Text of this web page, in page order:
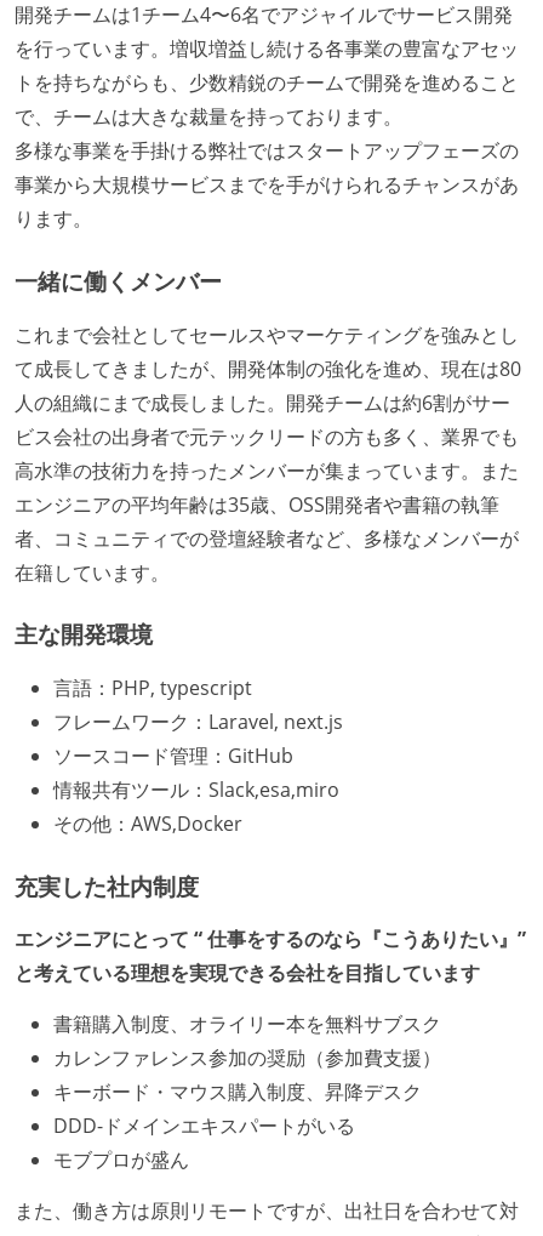
開発チームは1チーム4〜6名でアジャイルでサービス開発
を行っています。増収増益し続ける各事業の豊富なアセッ
トを持ちながらも、少数精鋭のチームで開発を進めること
で、チームは大きな裁量を持っております。
多様な事業を手掛ける弊社ではスタートアップフェーズの
事業から大規模サービスまでを手がけられるチャンスがあ
ります。
一緒に働くメンバー
これまで会社としてセールスやマーケティングを強みとし
て成長してきましたが、開発体制の強化を進め、現在は80
人の組織にまで成長しました。開発チームは約6割がサー
ビス会社の出身者で元テックリードの方も多く、業界でも
高水準の技術力を持ったメンバーが集まっています。また
エンジニアの平均年齢は35歳、OSS開発者や書籍の執筆
者、コミュニティでの登壇経験者など、多様なメンバーが
在籍しています。
主な開発環境
言語：PHP, typescript
フレームワーク：Laravel, next.js
ソースコード管理：GitHub
情報共有ツール：Slack,esa,miro
その他：AWS,Docker
充実した社内制度
エンジニアにとって “ 仕事をするのなら『こうありたい』”
と考えている理想を実現できる会社を目指しています
書籍購入制度、オライリー本を無料サブスク
カレンファレンス参加の奨励（参加費支援）
キーボード・マウス購入制度、昇降デスク
DDD-ドメインエキスパートがいる
モブプロが盛ん
また、働き方は原則リモートですが、出社日を合わせて対